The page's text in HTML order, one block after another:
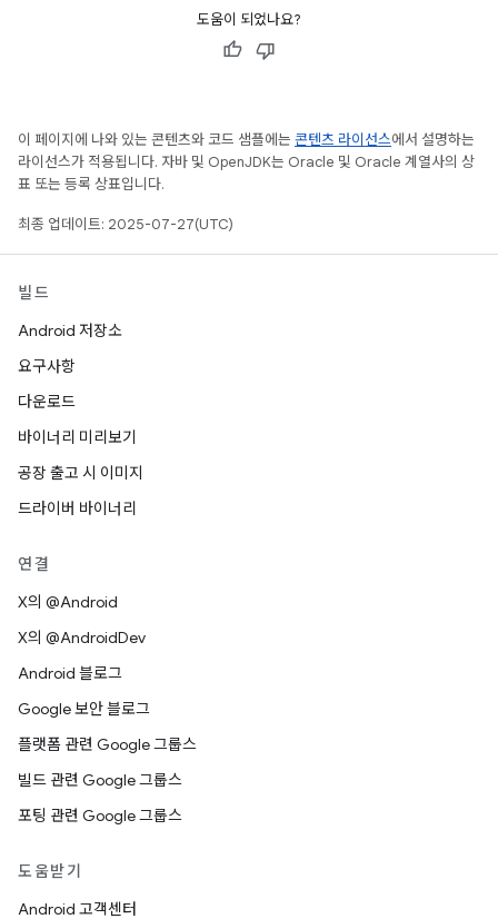
도움이 되었나요?
이 페이지에 나와 있는 콘텐츠와 코드 샘플에는 콘텐츠 라이선스에서 설명하는
라이선스가 적용됩니다. 자바 및 OpenJDK는 Oracle 및 Oracle 계열사의 상
표 또는 등록 상표입니다.
최종 업데이트: 2025-07-27(UTC)
빌드
Android 저장소
요구사항
다운로드
바이너리 미리보기
공장 출고 시 이미지
드라이버 바이너리
연결
X의 @Android
X의 @AndroidDev
Android 블로그
Google 보안 블로그
플랫폼 관련 Google 그룹스
빌드 관련 Google 그룹스
포팅 관련 Google 그룹스
도움받기
Android 고객센터